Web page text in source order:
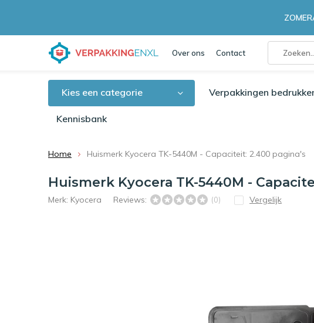
Over ons Contact
Kies een categorie Verpakkingen
Kennisbank
Home Huismerk Kyocera TK-5440M - Capaciteit: 2.400 pagina's
Huismerk Kyocera TK-5440M -
Merk: Kyocera Reviews: (0) Vergelijk